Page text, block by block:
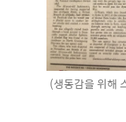
(생동감을 위해